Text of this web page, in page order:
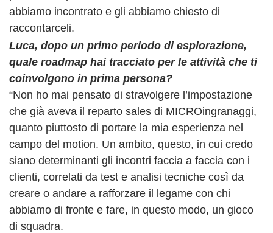
abbiamo incontrato e gli abbiamo chiesto di
raccontarceli.
Luca, dopo un primo periodo di esplorazione,
quale roadmap hai tracciato per le attività che ti
coinvolgono in prima persona?
“Non ho mai pensato di stravolgere l’impostazione
che già aveva il reparto sales di MICROingranaggi,
quanto piuttosto di portare la mia esperienza nel
campo del motion. Un ambito, questo, in cui credo
siano determinanti gli incontri faccia a faccia con i
clienti, correlati da test e analisi tecniche così da
creare o andare a rafforzare il legame con chi
abbiamo di fronte e fare, in questo modo, un gioco
di squadra.